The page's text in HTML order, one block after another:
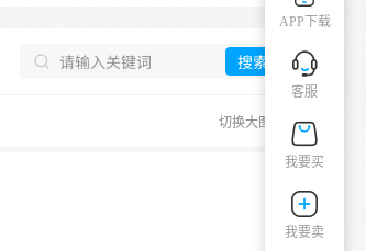
搜索
切换大图
APP下载
客服
我要买
我要卖